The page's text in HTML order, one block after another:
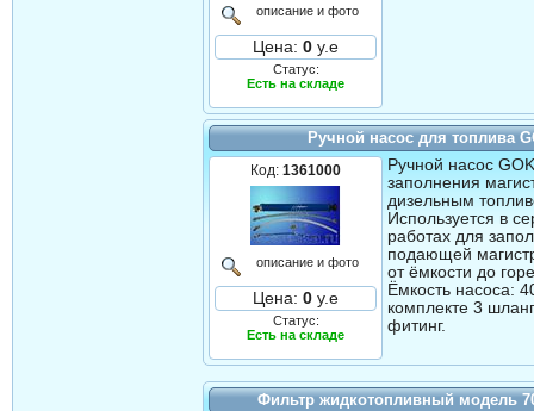
описание и фото
Цена: 0 у.е
Статус:
Есть на складе
Ручной насос для топлива
Код:1361000
описание и фото
Цена: 0 у.е
Статус:
Есть на складе
Ручной насос
заполнения
дизельным
Используется в
работах для
подающей
от ёмкости до
Ёмкость насоса:
комплекте 3
фитинг.
Фильтр жидкотопливный модель